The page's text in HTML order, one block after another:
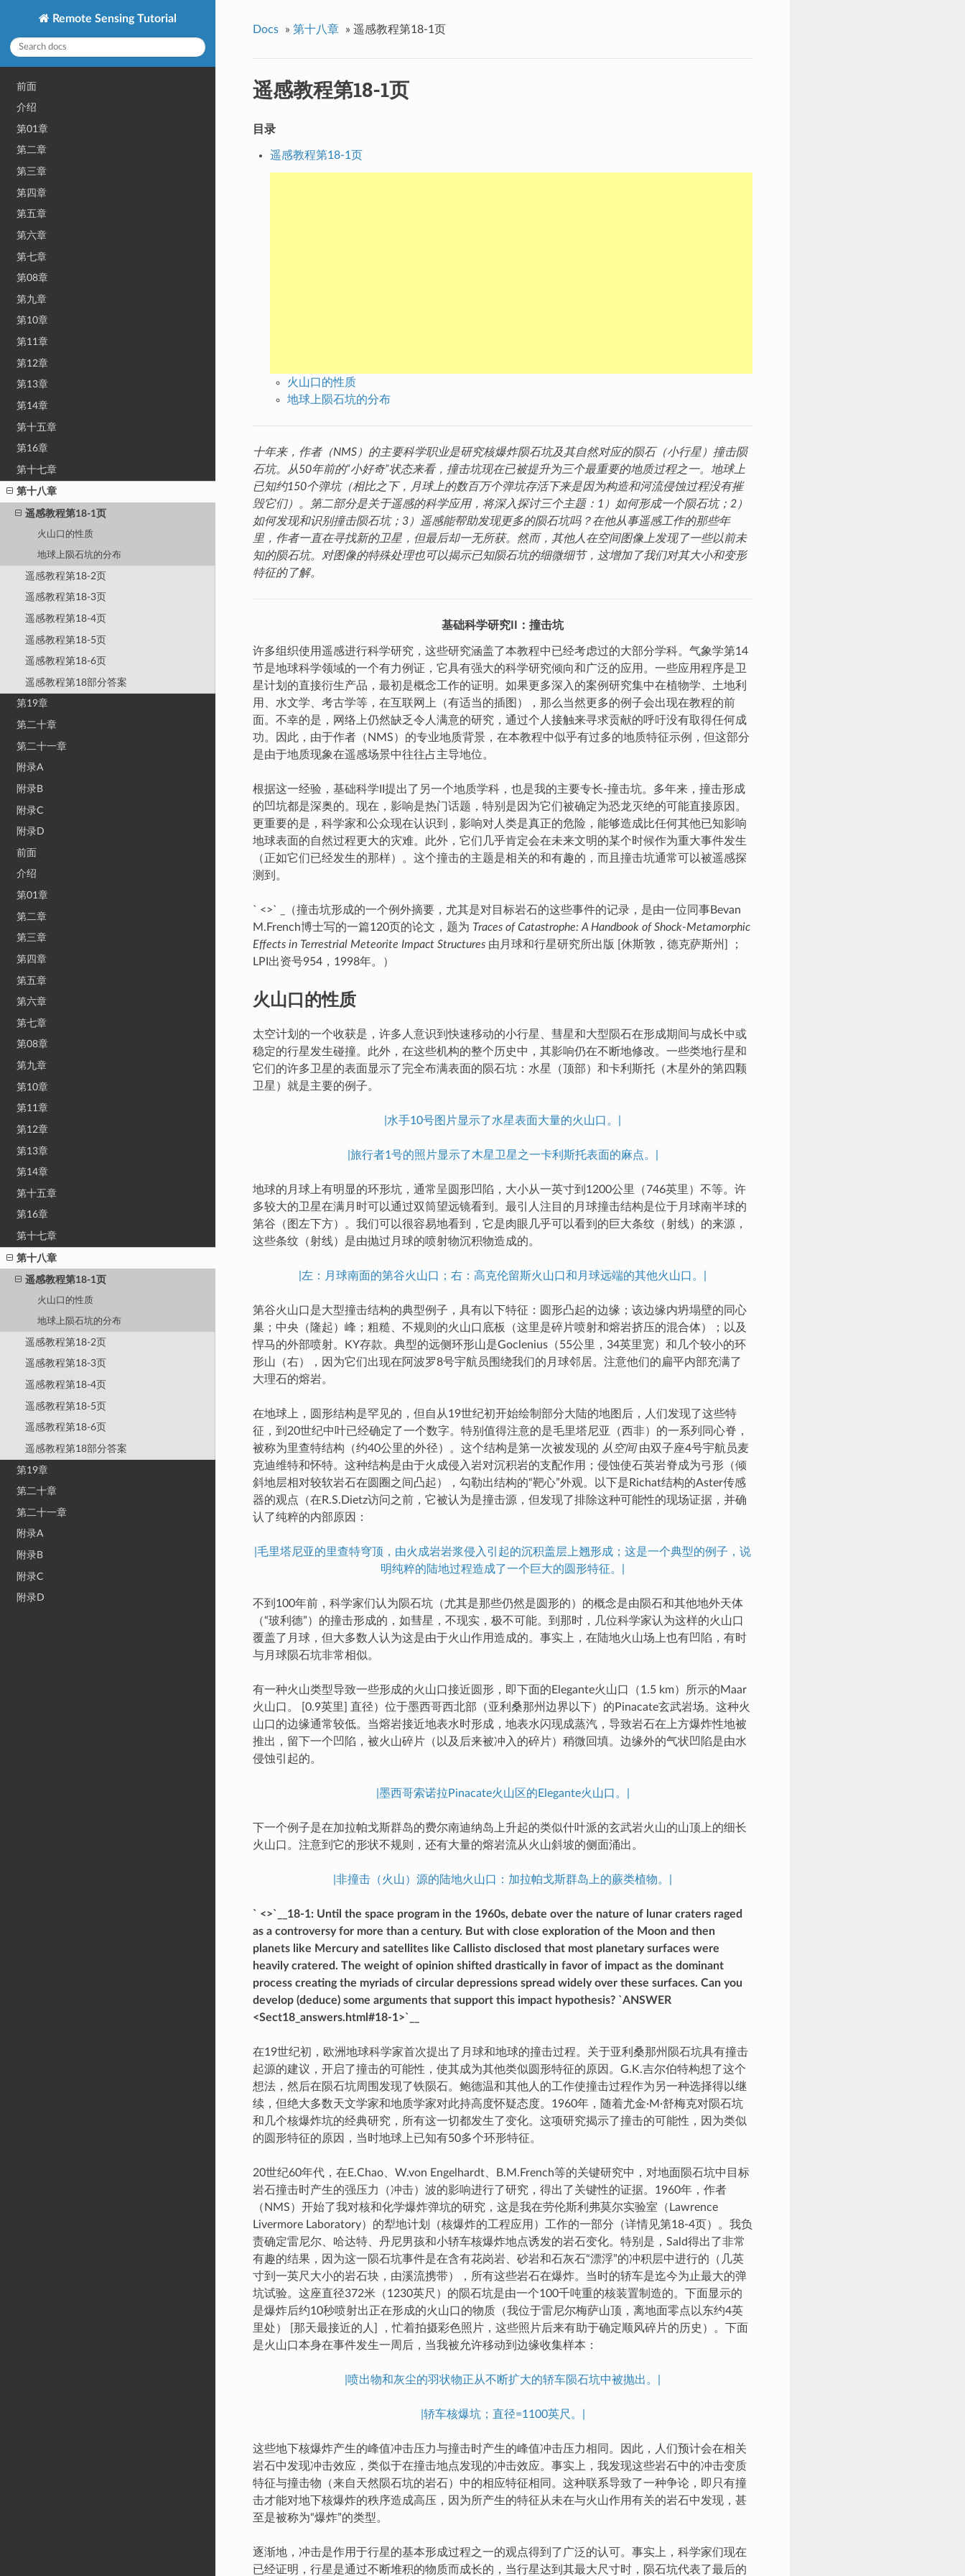
Remote Sensing Tutorial
前面
介绍
第01章
第二章
第三章
第四章
第五章
第六章
第七章
第08章
第九章
第10章
第11章
第12章
第13章
第14章
第十五章
第16章
第十七章
第十八章
遥感教程第18-1页
火山口的性质
地球上陨石坑的分布
遥感教程第18-2页
遥感教程第18-3页
遥感教程第18-4页
遥感教程第18-5页
遥感教程第18-6页
遥感教程第18部分答案
第19章
第二十章
第二十一章
附录A
附录B
附录C
附录D
前面
介绍
第01章
第二章
第三章
第四章
第五章
第六章
第七章
第08章
第九章
第10章
第11章
第12章
第13章
第14章
第十五章
第16章
第十七章
第十八章
遥感教程第18-1页
火山口的性质
地球上陨石坑的分布
遥感教程第18-2页
遥感教程第18-3页
遥感教程第18-4页
遥感教程第18-5页
遥感教程第18-6页
遥感教程第18部分答案
第19章
第二十章
第二十一章
附录A
附录B
附录C
附录D
Docs » 第十八章 » 遥感教程第18-1页
遥感教程第18-1页
目录
遥感教程第18-1页
火山口的性质
地球上陨石坑的分布
十年来，作者（NMS）的主要科学职业是研究核爆炸陨石坑及其自然对应的陨石（小行星）撞击陨
石坑。从50年前的“小好奇”状态来看，撞击坑现在已被提升为三个最重要的地质过程之一。地球上
已知约150个弹坑（相比之下，月球上的数百万个弹坑存活下来是因为构造和河流侵蚀过程没有摧
毁它们）。第二部分是关于遥感的科学应用，将深入探讨三个主题：1）如何形成一个陨石坑；2）
如何发现和识别撞击陨石坑；3）遥感能帮助发现更多的陨石坑吗？在他从事遥感工作的那些年
里，作者一直在寻找新的卫星，但最后却一无所获。然而，其他人在空间图像上发现了一些以前未
知的陨石坑。对图像的特殊处理也可以揭示已知陨石坑的细微细节，这增加了我们对其大小和变形
特征的了解。
基础科学研究II：撞击坑
许多组织使用遥感进行科学研究，这些研究涵盖了本教程中已经考虑过的大部分学科。气象学第14
节是地球科学领域的一个有力例证，它具有强大的科学研究倾向和广泛的应用。一些应用程序是卫
星计划的直接衍生产品，最初是概念工作的证明。如果更多深入的案例研究集中在植物学、土地利
用、水文学、考古学等，在互联网上（有适当的插图），那么当然更多的例子会出现在教程的前
面。不幸的是，网络上仍然缺乏令人满意的研究，通过个人接触来寻求贡献的呼吁没有取得任何成
功。因此，由于作者（NMS）的专业地质背景，在本教程中似乎有过多的地质特征示例，但这部分
是由于地质现象在遥感场景中往往占主导地位。
根据这一经验，基础科学II提出了另一个地质学科，也是我的主要专长-撞击坑。多年来，撞击形成
的凹坑都是深奥的。现在，影响是热门话题，特别是因为它们被确定为恐龙灭绝的可能直接原因。
更重要的是，科学家和公众现在认识到，影响对人类是真正的危险，能够造成比任何其他已知影响
地球表面的自然过程更大的灾难。此外，它们几乎肯定会在未来文明的某个时候作为重大事件发生
（正如它们已经发生的那样）。这个撞击的主题是相关的和有趣的，而且撞击坑通常可以被遥感探
测到。
` <>` _（撞击坑形成的一个例外摘要，尤其是对目标岩石的这些事件的记录，是由一位同事Bevan
M.French博士写的一篇120页的论文，题为 Traces of Catastrophe: A Handbook of Shock-Metamorphic
Effects in Terrestrial Meteorite Impact Structures由月球和行星研究所出版 [休斯敦，德克萨斯州] ；
LPI出资号954，1998年。）
火山口的性质
太空计划的一个收获是，许多人意识到快速移动的小行星、彗星和大型陨石在形成期间与成长中或
稳定的行星发生碰撞。此外，在这些机构的整个历史中，其影响仍在不断地修改。一些类地行星和
它们的许多卫星的表面显示了完全布满表面的陨石坑：水星（顶部）和卡利斯托（木星外的第四颗
卫星）就是主要的例子。
|水手10号图片显示了水星表面大量的火山口。|
|旅行者1号的照片显示了木星卫星之一卡利斯托表面的麻点。|
地球的月球上有明显的环形坑，通常呈圆形凹陷，大小从一英寸到1200公里（746英里）不等。许
多较大的卫星在满月时可以通过双筒望远镜看到。最引人注目的月球撞击结构是位于月球南半球的
第谷（图左下方）。我们可以很容易地看到，它是肉眼几乎可以看到的巨大条纹（射线）的来源，
这些条纹（射线）是由抛过月球的喷射物沉积物造成的。
|左：月球南面的第谷火山口；右：高克伦留斯火山口和月球远端的其他火山口。|
第谷火山口是大型撞击结构的典型例子，具有以下特征：圆形凸起的边缘；该边缘内坍塌壁的同心
巢；中央（隆起）峰；粗糙、不规则的火山口底板（这里是碎片喷射和熔岩挤压的混合体）；以及
悍马的外部喷射。KY存款。典型的远侧环形山是Goclenius（55公里，34英里宽）和几个较小的环
形山（右），因为它们出现在阿波罗8号宇航员围绕我们的月球邻居。注意他们的扁平内部充满了
大理石的熔岩。
在地球上，圆形结构是罕见的，但自从19世纪初开始绘制部分大陆的地图后，人们发现了这些特
征，到20世纪中叶已经确定了一个数字。特别值得注意的是毛里塔尼亚（西非）的一系列同心脊，
被称为里查特结构（约40公里的外径）。这个结构是第一次被发现的 从空间由双子座4号宇航员麦
克迪维特和怀特。这种结构是由于火成侵入岩对沉积岩的支配作用；侵蚀使石英岩脊成为弓形（倾
斜地层相对较软岩石在圆圈之间凸起），勾勒出结构的“靶心”外观。以下是Richat结构的Aster传感
器的观点（在R.S.Dietz访问之前，它被认为是撞击源，但发现了排除这种可能性的现场证据，并确
认了纯粹的内部原因：
|毛里塔尼亚的里查特穹顶，由火成岩岩浆侵入引起的沉积盖层上翘形成；这是一个典型的例子，说
明纯粹的陆地过程造成了一个巨大的圆形特征。|
不到100年前，科学家们认为陨石坑（尤其是那些仍然是圆形的）的概念是由陨石和其他地外天体
（“玻利德”）的撞击形成的，如彗星，不现实，极不可能。到那时，几位科学家认为这样的火山口
覆盖了月球，但大多数人认为这是由于火山作用造成的。事实上，在陆地火山场上也有凹陷，有时
与月球陨石坑非常相似。
有一种火山类型导致一些形成的火山口接近圆形，即下面的Elegante火山口（1.5 km）所示的Maar
火山口。 [0.9英里] 直径）位于墨西哥西北部（亚利桑那州边界以下）的Pinacate玄武岩场。这种火
山口的边缘通常较低。当熔岩接近地表水时形成，地表水闪现成蒸汽，导致岩石在上方爆炸性地被
推出，留下一个凹陷，被火山碎片（以及后来被冲入的碎片）稍微回填。边缘外的气状凹陷是由水
侵蚀引起的。
|墨西哥索诺拉Pinacate火山区的Elegante火山口。|
下一个例子是在加拉帕戈斯群岛的费尔南迪纳岛上升起的类似什叶派的玄武岩火山的山顶上的细长
火山口。注意到它的形状不规则，还有大量的熔岩流从火山斜坡的侧面涌出。
|非撞击（火山）源的陆地火山口：加拉帕戈斯群岛上的蕨类植物。|
` <>`__18-1: Until the space program in the 1960s, debate over the nature of lunar craters raged
as a controversy for more than a century. But with close exploration of the Moon and then
planets like Mercury and satellites like Callisto disclosed that most planetary surfaces were
heavily cratered. The weight of opinion shifted drastically in favor of impact as the dominant
process creating the myriads of circular depressions spread widely over these surfaces. Can you
develop (deduce) some arguments that support this impact hypothesis? `ANSWER
<Sect18_answers.html#18-1>`__
在19世纪初，欧洲地球科学家首次提出了月球和地球的撞击过程。关于亚利桑那州陨石坑具有撞击
起源的建议，开启了撞击的可能性，使其成为其他类似圆形特征的原因。G.K.吉尔伯特构想了这个
想法，然后在陨石坑周围发现了铁陨石。鲍德温和其他人的工作使撞击过程作为另一种选择得以继
续，但绝大多数天文学家和地质学家对此持高度怀疑态度。1960年，随着尤金·M·舒梅克对陨石坑
和几个核爆炸坑的经典研究，所有这一切都发生了变化。这项研究揭示了撞击的可能性，因为类似
的圆形特征的原因，当时地球上已知有50多个环形特征。
20世纪60年代，在E.Chao、W.von Engelhardt、B.M.French等的关键研究中，对地面陨石坑中目标
岩石撞击时产生的强压力（冲击）波的影响进行了研究，得出了关键性的证据。1960年，作者
（NMS）开始了我对核和化学爆炸弹坑的研究，这是我在劳伦斯利弗莫尔实验室（Lawrence
Livermore Laboratory）的犁地计划（核爆炸的工程应用）工作的一部分（详情见第18-4页）。我负
责确定雷尼尔、哈达特、丹尼男孩和小轿车核爆炸地点诱发的岩石变化。特别是，Sald得出了非常
有趣的结果，因为这一陨石坑事件是在含有花岗岩、砂岩和石灰石“漂浮”的冲积层中进行的（几英
寸到一英尺大小的岩石块，由溪流携带），所有这些岩石在爆炸。当时的轿车是迄今为止最大的弹
坑试验。这座直径372米（1230英尺）的陨石坑是由一个100千吨重的核装置制造的。下面显示的
是爆炸后约10秒喷射出正在形成的火山口的物质（我位于雷尼尔梅萨山顶，离地面零点以东约4英
里处） [那天最接近的人] ，忙着拍摄彩色照片，这些照片后来有助于确定顺风碎片的历史）。下面
是火山口本身在事件发生一周后，当我被允许移动到边缘收集样本：
|喷出物和灰尘的羽状物正从不断扩大的轿车陨石坑中被抛出。|
|轿车核爆坑；直径=1100英尺。|
这些地下核爆炸产生的峰值冲击压力与撞击时产生的峰值冲击压力相同。因此，人们预计会在相关
岩石中发现冲击效应，类似于在撞击地点发现的冲击效应。事实上，我发现这些岩石中的冲击变质
特征与撞击物（来自天然陨石坑的岩石）中的相应特征相同。这种联系导致了一种争论，即只有撞
击才能对地下核爆炸的秩序造成高压，因为所产生的特征从未在与火山作用有关的岩石中发现，甚
至是被称为“爆炸”的类型。
逐渐地，冲击是作用于行星的基本形成过程之一的观点得到了广泛的认可。事实上，科学家们现在
已经证明，行星是通过不断堆积的物质而成长的，当行星达到其最大尺寸时，陨石坑代表了最后的